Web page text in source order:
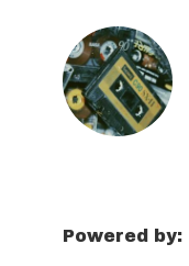
Powered by: